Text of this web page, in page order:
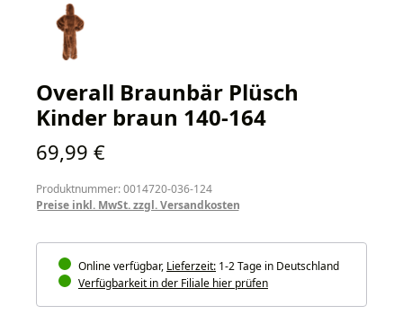
Overall Braunbär Plüsch
Kinder braun 140-164
Regulärer Preis:
69,99 €
Produktnummer: 0014720-036-124
Preise inkl. MwSt. zzgl. Versandkosten
Online verfügbar, Lieferzeit: 1-2 Tage in Deutschland
Verfügbarkeit in der Filiale hier prüfen